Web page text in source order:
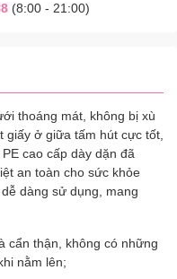
(8:00 - 21:00)
thoáng mát, không bị xù
ở giữa tấm hút cực tốt,
cao cấp dày dặn đã
an toàn cho sức khỏe
dàng sử dụng, mang
cẩn thận, không có những
nằm lên;